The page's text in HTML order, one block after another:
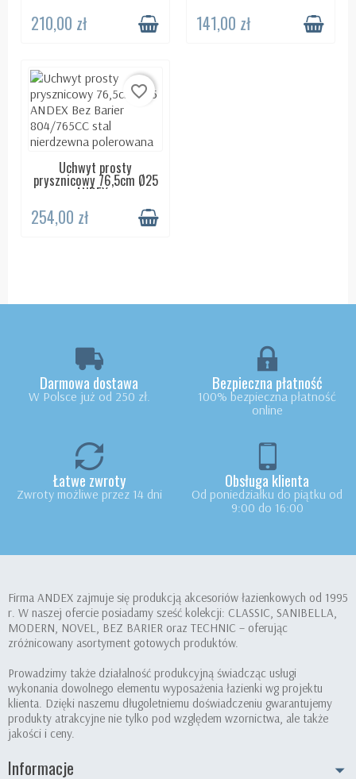
210,00 zł 141,00 zł
DOSTĘPNY 24H
favorite_border
Uchwyt prosty
prysznicowy 76,5cm Ø25
ANDEX...
254,00 zł
Darmowa dostawa
W Polsce już od 250 zł.
Bezpieczna płatność
100% bezpieczna płatność
online
Łatwe zwroty
Zwroty możliwe przez 14 dni
Obsługa klienta
Od poniedziałku do piątku od
9:00 do 16:00
Firma ANDEX zajmuje się produkcją akcesoriów łazienkowych od 1995
r. W naszej ofercie posiadamy sześć kolekcji: CLASSIC, SANIBELLA,
MODERN, NOVEL, BEZ BARIER oraz TECHNIC – oferując
zróżnicowany asortyment gotowych produktów.
Prowadzimy także działalność produkcyjną świadcząc usługi
wykonania dowolnego elementu wyposażenia łazienki wg projektu
klienta. Dzięki naszemu długoletniemu doświadczeniu gwarantujemy
produkty atrakcyjne nie tylko pod względem wzornictwa, ale także
jakości i ceny.
Informacje